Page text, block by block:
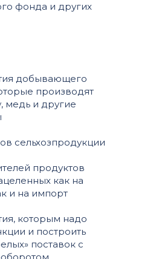
фонда и других
добывающего
производят
медь и другие
сельхозпродукции
продуктов
как на
и на импорт
которым надо
и построить
поставок с